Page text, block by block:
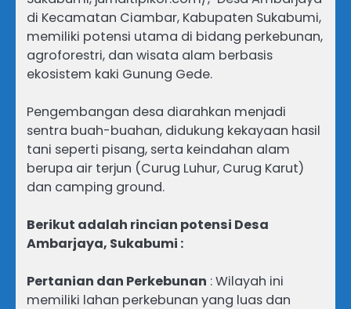
di Kecamatan Ciambar, Kabupaten Sukabumi,
memiliki potensi utama di bidang perkebunan,
agroforestri, dan wisata alam berbasis
ekosistem kaki Gunung Gede.
Pengembangan desa diarahkan menjadi
sentra buah-buahan, didukung kekayaan hasil
tani seperti pisang, serta keindahan alam
berupa air terjun (Curug Luhur, Curug Karut)
dan camping ground.
Berikut adalah rincian potensi Desa
Ambarjaya, Sukabumi :
Pertanian dan Perkebunan : Wilayah ini
memiliki lahan perkebunan yang luas dan